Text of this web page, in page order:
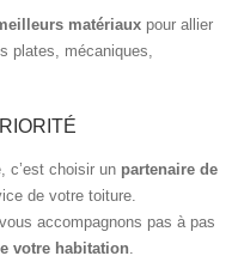
matériaux pour allier
plates, mécaniques,
c’est choisir un partenaire de
de votre toiture.
accompagnons pas à pas
votre habitation